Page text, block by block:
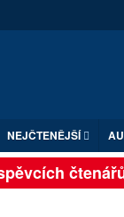
NEJČTENĚJŠÍ